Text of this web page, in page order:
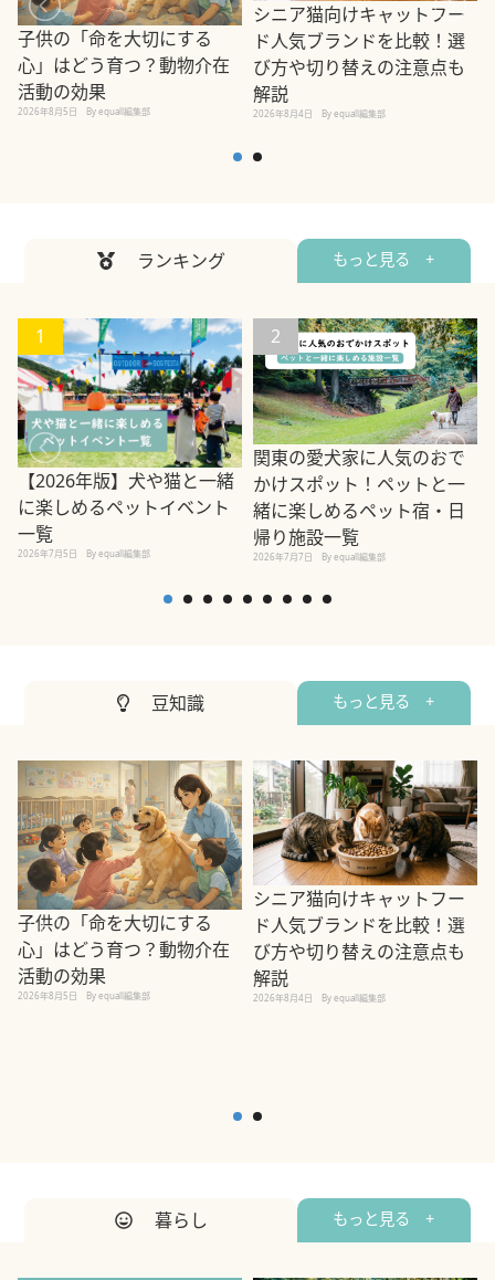
子供の「命を大切にする
心」はどう育つ？動物介在
活動の効果
2026年8月5日 By equall編集部
シニア猫向けキャットフー
ド人気ブランドを比較！選
び方や切り替えの注意点も
解説
2026年8月4日 By equall編集部
ランキング もっと見る +
1
【2026年版】犬や猫と一緒
に楽しめるペットイベント
一覧
2026年7月5日 By equall編集部
2
関東の愛犬家に人気のおで
かけスポット！ペットと一
緒に楽しめるペット宿・日
帰り施設一覧
2026年7月7日 By equall編集部
豆知識 もっと見る +
子供の「命を大切にする
心」はどう育つ？動物介在
活動の効果
2026年8月5日 By equall編集部
シニア猫向けキャットフー
ド人気ブランドを比較！選
び方や切り替えの注意点も
解説
2026年8月4日 By equall編集部
暮らし もっと見る +